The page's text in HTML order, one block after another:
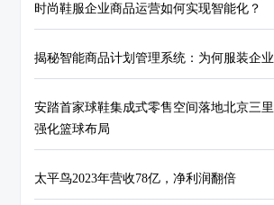
时尚鞋服企业商品运营如何实现智能化？
揭秘智能商品计划管理系统：为何服装企
安踏首家球鞋集成式零售空间落地北京三
强化篮球布局
太平鸟2023年营收78亿，净利润翻倍